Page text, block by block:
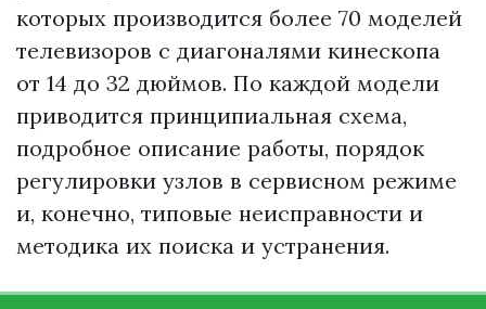
которых производится более 70 моделей
телевизоров с диагоналями кинескопа
от 14 до 32 дюймов. По каждой модели
приводится принципиальная схема,
подробное описание работы, порядок
регулировки узлов в сервисном режиме
и, конечно, типовые неисправности и
методика их поиска и устранения.